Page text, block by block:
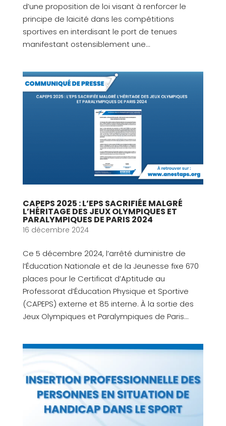
d’une proposition de loi visant à renforcer le
principe de laicité dans les compétitions
sportives en interdisant le port de tenues
manifestant ostensiblement une...
CAPEPS 2025 : L’EPS SACRIFIÉE MALGRÉ
L’HÉRITAGE DES JEUX OLYMPIQUES ET
PARALYMPIQUES DE PARIS 2024
16 décembre 2024
Ce 5 décembre 2024, l’arrêté duministre de
l’Éducation Nationale et de la Jeunesse fixe 670
places pour le Certificat d’Aptitude au
Professorat d’Éducation Physique et Sportive
(CAPEPS) externe et 85 interne. À la sortie des
Jeux Olympiques et Paralympiques de Paris...